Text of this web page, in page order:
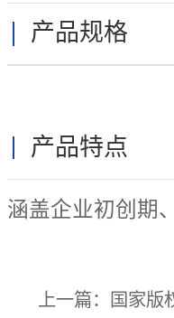
产品规格
产品特点
涵盖企业初创期
上一篇：
国家版